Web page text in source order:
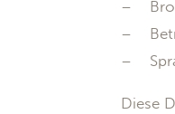
–
–
–
Diese